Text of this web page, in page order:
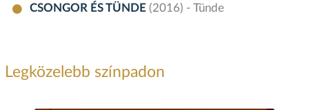
CSONGOR ÉS TÜNDE (2016) - Tünde
Legközelebb színpadon